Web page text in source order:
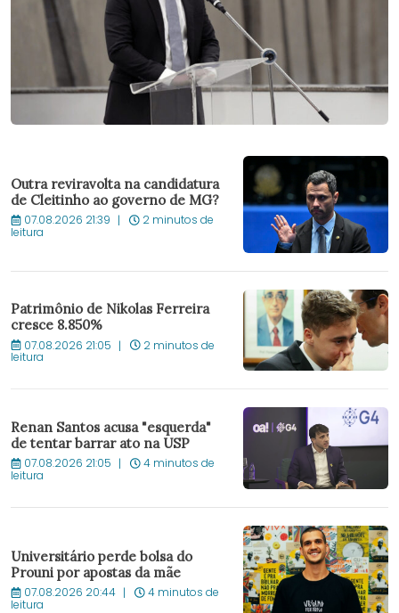
Outra reviravolta na candidatura
de Cleitinho ao governo de MG?
07.08.2026 21:39 2 minutos de
leitura
Patrimônio de Nikolas Ferreira
cresce 8.850%
07.08.2026 21:05 2 minutos de
leitura
Renan Santos acusa "esquerda"
de tentar barrar ato na USP
07.08.2026 21:05 4 minutos de
leitura
Universitário perde bolsa do
Prouni por apostas da mãe
07.08.2026 20:44 4 minutos de
leitura